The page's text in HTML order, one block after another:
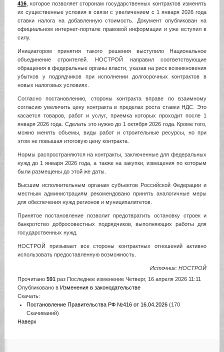
416, которое позволяет сторонам государственных контрактов изменять
их существенные условия в связи с увеличением с 1 января 2026 года
ставки налога на добавленную стоимость. Документ опубликован на
официальном интернет-портале правовой информации и уже вступил в
силу.
Инициатором принятия такого решения выступило Национальное
объединение строителей. НОСТРОЙ направил соответствующие
обращения в федеральные органы власти, указав на риск возникновения
убытков у подрядчиков при исполнении долгосрочных контрактов в
новых налоговых условиях.
Согласно постановлению, стороны контракта вправе по взаимному
согласию увеличить цену контракта в пределах роста ставки НДС. Это
касается товаров, работ и услуг, приемка которых проходит после 1
января 2026 года. Сделать это нужно до 1 октября 2026 года. Кроме того,
можно менять объемы, виды работ и строительные ресурсы, но при
этом не повышая итоговую цену контракта.
Нормы распространяются на контракты, заключенные для федеральных
нужд до 1 января 2026 года, а также на закупки, извещения по которым
были размещены до этой же даты.
Высшим исполнительным органам субъектов Российской Федерации и
местным администрациям рекомендовано принять аналогичные меры
для обеспечения нужд регионов и муниципалитетов.
Принятое постановление позволит предотвратить остановку строек и
банкротство добросовестных подрядчиков, выполняющих работы для
государственных нужд.
НОСТРОЙ призывает все стороны контрактных отношений активно
использовать предоставленную возможность.
Источник: НОСТРОЙ
Прочитано 591раз Последнее изменение Четверг, 16 апреля 2026 11:11
Опубликовано в Изменения в законодательстве
Скачать:
Постановление Правительства РФ №416 от 16.04.2026 (170
Скачиваний)
Наверх